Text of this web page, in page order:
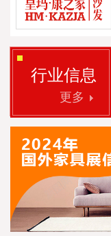
行业信息
更多